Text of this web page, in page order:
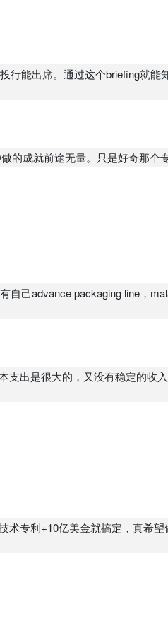
行能出席。通过这个briefing就能
的成就前途无量。只是好奇那个
自己advance packaging line，
支出是很大的，又没有稳定的收
术专利+10亿美金就搞定，真希